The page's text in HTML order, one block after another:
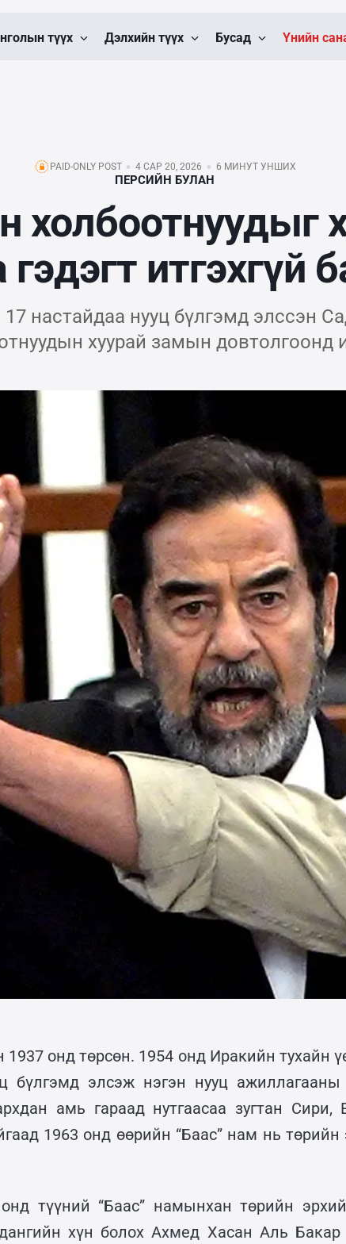
түүх Дэлхийн түүх Бусад Үнийн
PAID-ONLY POST 4 САР 20, 2026 6 МИНУТ УНШИХ
ПЕРСИЙН БУЛАН
холбоотнуудыг
итгэхгүй
настайдаа нууц бүлгэмд элссэн
хуурай замын довтолгоонд
онд төрсөн. 1954 онд Иракийн тухайн
бүлгэмд элсэж нэгэн нууц
амь гараад нутгаасаа зугтан Сири,
1963 онд өөрийн “Баас” нам нь төрийн
түүний “Баас” намынхан төрийн
хүн болох Ахмед Хасан Аль Бакар